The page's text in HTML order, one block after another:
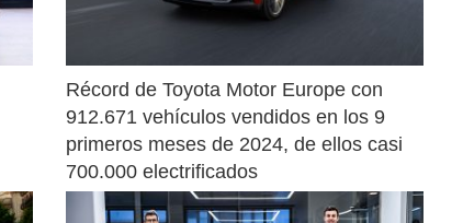
Récord de Toyota Motor Europe con
912.671 vehículos vendidos en los 9
primeros meses de 2024, de ellos casi
700.000 electrificados